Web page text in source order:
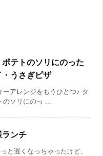
テトのソリにのった
うさぎピザ
ーアレンジをもうひとつ♪ タ
ソリにのっ ...
ンチ
っちゃったけど、